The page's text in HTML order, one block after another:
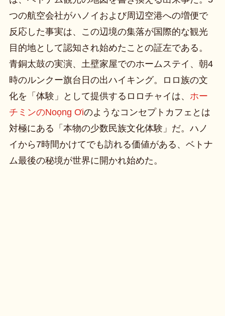
つの航空会社がハノイおよび周辺空港への増便で
反応した事実は、この辺境の集落が国際的な観光
目的地として認知され始めたことの証左である。
青銅太鼓の実演、土壁家屋でのホームステイ、朝4
時のルンクー旗台日の出ハイキング。ロロ族の文
化を「体験」として提供するロロチャイは、 ホー
チミンのNoọng Ơiのようなコンセプトカフェとは
対極にある「本物の少数民族文化体験」だ。ハノ
イから7時間かけてでも訪れる価値がある、ベトナ
ム最後の秘境が世界に開かれ始めた。